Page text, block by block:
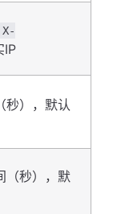
X-
IP
秒），默认
（秒），默